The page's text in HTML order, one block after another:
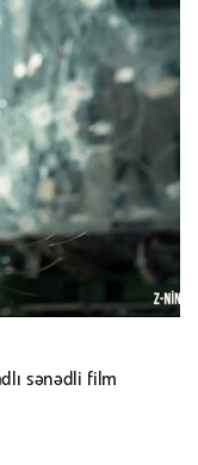
sənədli film